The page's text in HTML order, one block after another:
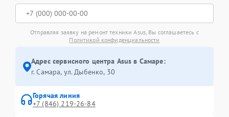
Отправляя заявку на ремонт техники Asus, Вы соглашаетесь с
Политикой конфиденциальности
Адрес сервисного центра Asus в Самаре:
г. Самара, ул. Дыбенко, 30
Горячая линия
+7 (846) 219-26-84